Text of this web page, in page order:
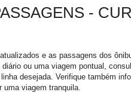
-
e as passagens dos
ou uma viagem pontual,
desejada. Verifique também
uma viagem tranquila.